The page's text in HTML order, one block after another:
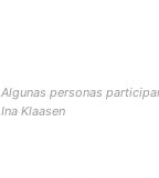
Algunas personas
Ina Klaasen